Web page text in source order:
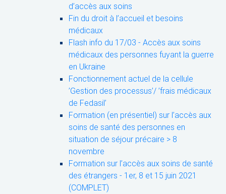
d’accès aux soins
Fin du droit à l’accueil et besoins
médicaux
Flash info du 17/03 - Accès aux soins
médicaux des personnes fuyant la guerre
en Ukraine
Fonctionnement actuel de la cellule
’Gestion des processus’/ ’frais médicaux
de Fedasil’
Formation (en présentiel) sur l’accès aux
soins de santé des personnes en
situation de séjour précaire > 8
novembre
Formation sur l’accès aux soins de santé
des étrangers - 1er, 8 et 15 juin 2021
(COMPLET)